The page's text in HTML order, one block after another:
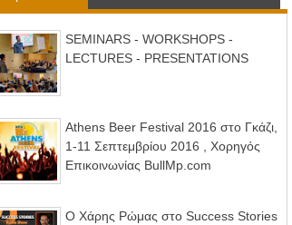
SEMINARS - WORKSHOPS -
LECTURES - PRESENTATIONS
Athens Beer Festival 2016 στο Γκάζι,
1-11 Σεπτεμβρίου 2016 , Χορηγός
Επικοινωνίας BullMp.com
Ο Χάρης Ρώμας στο Success Stories